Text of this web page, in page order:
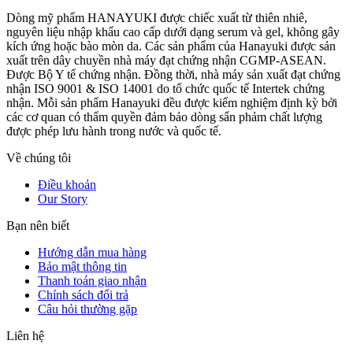
Dòng mỹ phẩm HANAYUKI được chiếc xuất từ thiên nhiê,
nguyên liệu nhập khẩu cao cấp dưới dạng serum và gel, không gây
kích ứng hoặc bào mòn da. Các sản phẩm của Hanayuki được sản
xuất trên dây chuyền nhà máy đạt chứng nhận CGMP-ASEAN.
Được Bộ Y tế chứng nhận. Đồng thời, nhà máy sản xuất đạt chứng
nhận ISO 9001 & ISO 14001 do tổ chức quốc tế Intertek chứng
nhận. Mỗi sản phẩm Hanayuki đều được kiểm nghiệm định kỳ bởi
các cơ quan có thẩm quyền đảm bảo dòng sẩn phảm chất lượng
được phép lưu hành trong nước và quốc tế.
Về chúng tôi
Điều khoản
Our Story
Bạn nên biết
Hướng dẫn mua hàng
Bảo mật thông tin
Thanh toán giao nhận
Chính sách đổi trả
Câu hỏi thường gặp
Liên hệ